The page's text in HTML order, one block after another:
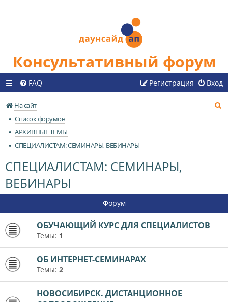
Консультативный форум
FAQ Вход
Регистрация
На сайт
Список форумов
АРХИВНЫЕ ТЕМЫ
СПЕЦИАЛИСТАМ: СЕМИНАРЫ, ВЕБИНАРЫ
СПЕЦИАЛИСТАМ: СЕМИНАРЫ,
ВЕБИНАРЫ
Форум
ОБУЧАЮЩИЙ КУРС ДЛЯ СПЕЦИАЛИСТОВ
Темы: 1
ОБ ИНТЕРНЕТ-СЕМИНАРАХ
Темы: 2
НОВОСИБИРСК. ДИСТАНЦИОННОЕ